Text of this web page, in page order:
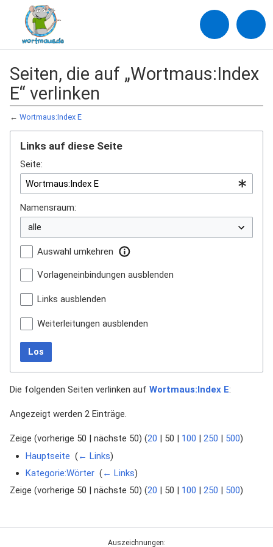
Seiten, die auf „Wortmaus:Index
E“ verlinken
← Wortmaus:Index E
Links auf diese Seite
Seite:
Namensraum:
Auswahl umkehren
Vorlageneinbindungen ausblenden
Links ausblenden
Weiterleitungen ausblenden
Los
Die folgenden Seiten verlinken auf Wortmaus:Index E:
Angezeigt werden 2 Einträge.
Zeige (vorherige 50 nächste 50) (20 50 100 250 500)
Hauptseite (← Links)
Kategorie:Wörter‎ (← Links)
Zeige (vorherige 50 | nächste 50) (20 | 50 | 100 | 250 | 500)
Auszeichnungen: